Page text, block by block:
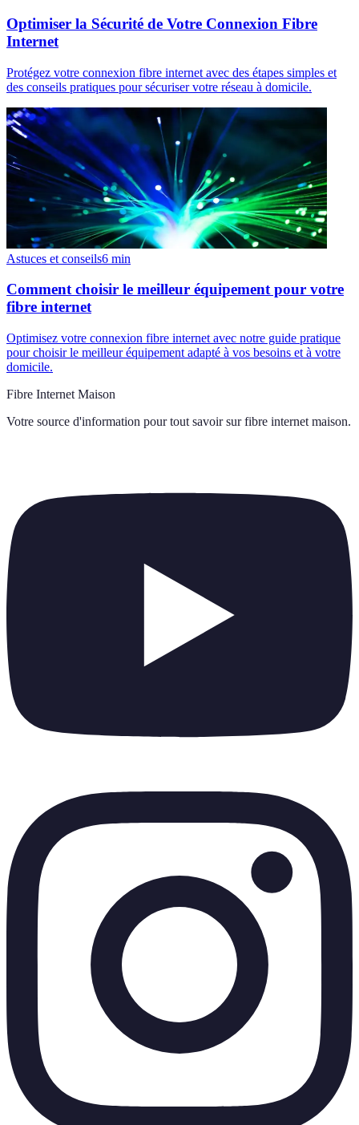
Optimiser la Sécurité de Votre Connexion Fibre
Internet
Protégez votre connexion fibre internet avec des étapes simples et
des conseils pratiques pour sécuriser votre réseau à domicile.
Astuces et conseils6 min
Comment choisir le meilleur équipement pour votre
fibre internet
Optimisez votre connexion fibre internet avec notre guide pratique
pour choisir le meilleur équipement adapté à vos besoins et à votre
domicile.
Fibre Internet Maison
Votre source d'information pour tout savoir sur fibre internet maison.